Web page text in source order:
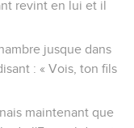
tribus issues des fils
dit : « Tu
au nom de
contenir une